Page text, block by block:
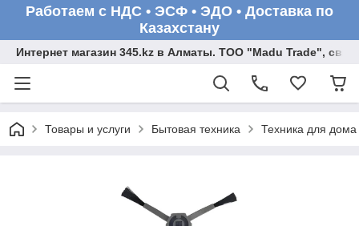
Работаем с НДС • ЭСФ • ЭДО • Доставка по
Казахстану
Интернет магазин 345.kz в Алматы. ТОО "Madu Trade",
Товары и услуги Бытовая техника Техника для дома